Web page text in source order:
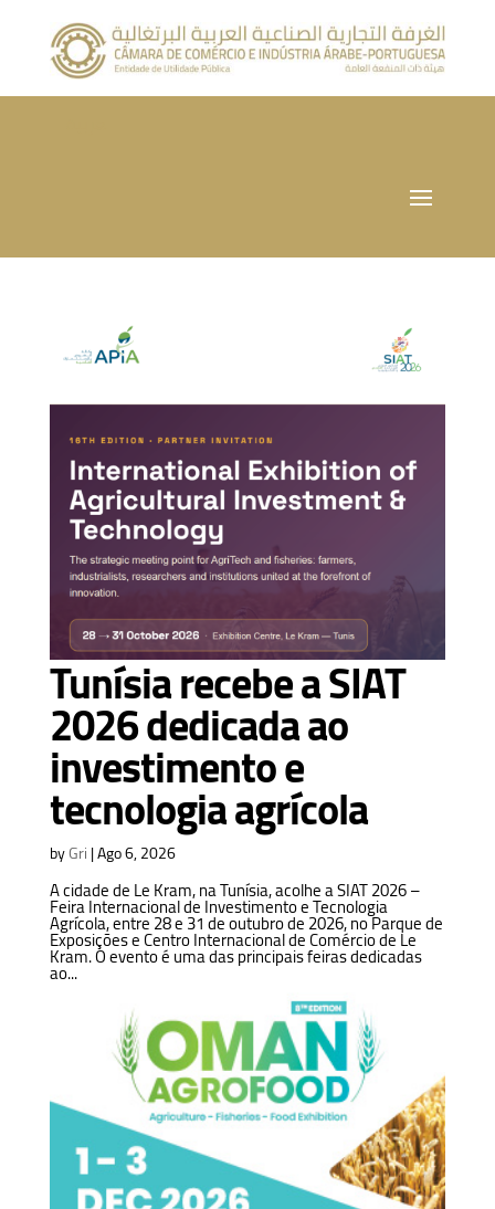
Tunísia recebe a SIAT
2026 dedicada ao
investimento e
tecnologia agrícola
byGri|Ago 6, 2026
A cidade de Le Kram, na Tunísia, acolhe a SIAT 2026 –
Feira Internacional de Investimento e Tecnologia
Agrícola, entre 28 e 31 de outubro de 2026, no Parque de
Exposições e Centro Internacional de Comércio de Le
Kram. O evento é uma das principais feiras dedicadas
ao...